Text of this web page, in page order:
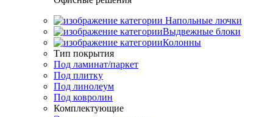
Напольные лючки
Выдвежные блоки
Колонны
Тип покрытия
Под ламинат/паркет
Под плитку
Под линолеум
Под ковролин
Комплектующие